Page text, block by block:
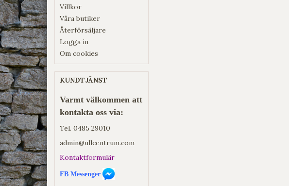
Villkor
Våra butiker
Återförsäljare
Logga in
Om cookies
KUNDTJÄNST
Varmt välkommen att
kontakta oss via:
Tel. 0485 29010
admin@ullcentrum.com
Kontaktformulär
FB Messenger